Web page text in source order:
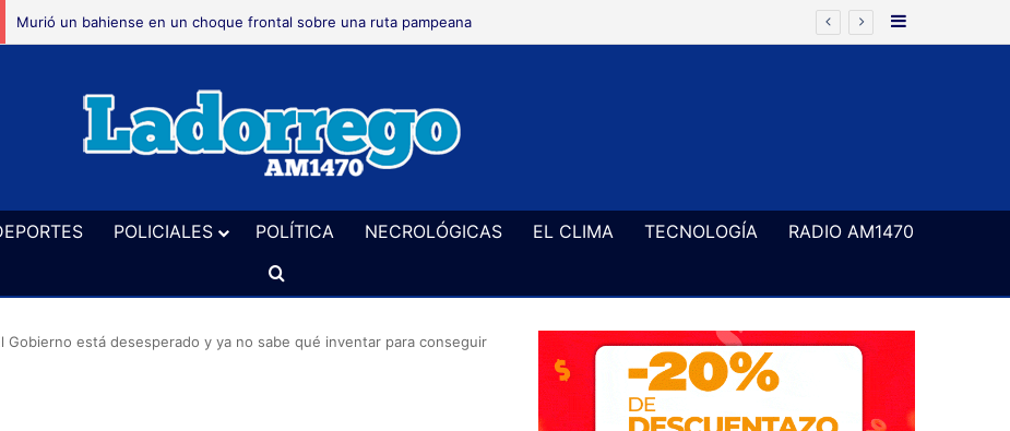
Murió un bahiense en un choque frontal sobre una ruta pampeana Barra Lateral
POLICIALES POLÍTICA NECROLÓGICAS EL CLIMA TECNOLOGÍA
RADIO AM1470
Buscar
Gobierno está desesperado y ya no sabe qué inventar para conseguir